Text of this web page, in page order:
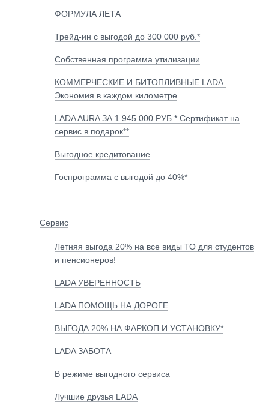
ФОРМУЛА ЛЕТА
Трейд-ин с выгодой до 300 000 руб.*
Собственная программа утилизации
КОММЕРЧЕСКИЕ И БИТОПЛИВНЫЕ LADA.
Экономия в каждом километре
LADA AURA ЗА 1 945 000 РУБ.* Сертификат на
сервис в подарок**
Выгодное кредитование
Госпрограмма с выгодой до 40%*
Сервис
Летняя выгода 20% на все виды ТО для студентов
и пенсионеров!
LADA УВЕРЕННОСТЬ
LADA ПОМОЩЬ НА ДОРОГЕ
ВЫГОДА 20% НА ФАРКОП И УСТАНОВКУ*
LADA ЗАБОТА
В режиме выгодного сервиса
Лучшие друзья LADA